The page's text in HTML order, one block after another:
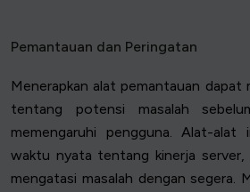
Pemantauan dan Peringatan
Menerapkan alat pemantauan dapat
tentang potensi masalah
memengaruhi pengguna. Alat-alat
waktu nyata tentang kinerja server,
mengatasi masalah dengan segera.